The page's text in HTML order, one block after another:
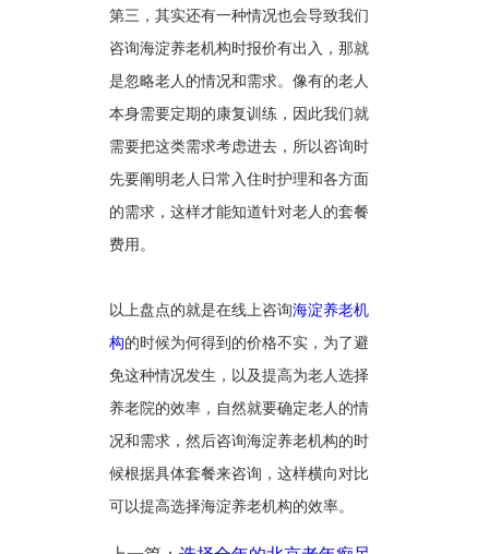
第三，其实还有一种情况也会导致我们
咨询海淀养老机构时报价有出入，那就
是忽略老人的情况和需求。像有的老人
本身需要定期的康复训练，因此我们就
需要把这类需求考虑进去，所以咨询时
先要阐明老人日常入住时护理和各方面
的需求，这样才能知道针对老人的套餐
费用。
以上盘点的就是在线上咨询海淀养老机
构的时候为何得到的价格不实，为了避
免这种情况发生，以及提高为老人选择
养老院的效率，自然就要确定老人的情
况和需求，然后咨询海淀养老机构的时
候根据具体套餐来咨询，这样横向对比
可以提高选择海淀养老机构的效率。